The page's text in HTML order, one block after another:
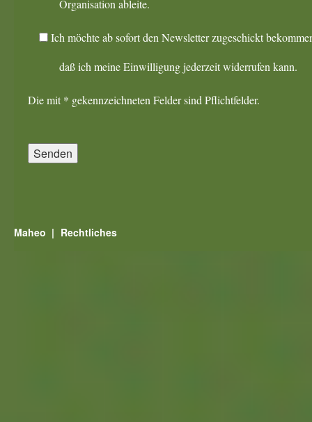
Organisation ableite.
Ich möchte ab sofort den Newsletter zugeschickt
daß ich meine Einwilligung jederzeit widerrufen kann.
Die mit * gekennzeichneten Felder sind Pflichtfelder.
Maheo Rechtliches